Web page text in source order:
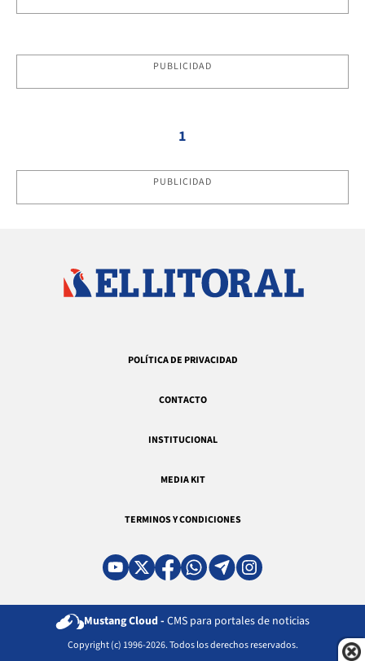
PUBLICIDAD
1
PUBLICIDAD
POLÍTICA DE PRIVACIDAD
CONTACTO
INSTITUCIONAL
MEDIA KIT
TERMINOS Y CONDICIONES
Mustang Cloud - CMS para portales de noticias
Copyright (c) 1996-2026. Todos los derechos reservados.